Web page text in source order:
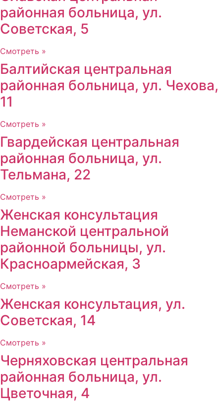
районная больница, ул.
Советская, 5
Смотреть »
Балтийская центральная
районная больница, ул. Чехова,
11
Смотреть »
Гвардейская центральная
районная больница, ул.
Тельмана, 22
Смотреть »
Женская консультация
Неманской центральной
районной больницы, ул.
Красноармейская, 3
Смотреть »
Женская консультация, ул.
Советская, 14
Смотреть »
Черняховская центральная
районная больница, ул.
Цветочная, 4